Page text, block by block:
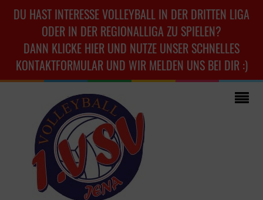
DU HAST INTERESSE VOLLEYBALL IN DER DRITTEN LIGA
ODER IN DER REGIONALLIGA ZU SPIELEN?
DANN KLICKE HIER UND NUTZE UNSER SCHNELLES
KONTAKTFORMULAR UND WIR MELDEN UNS BEI DIR :)